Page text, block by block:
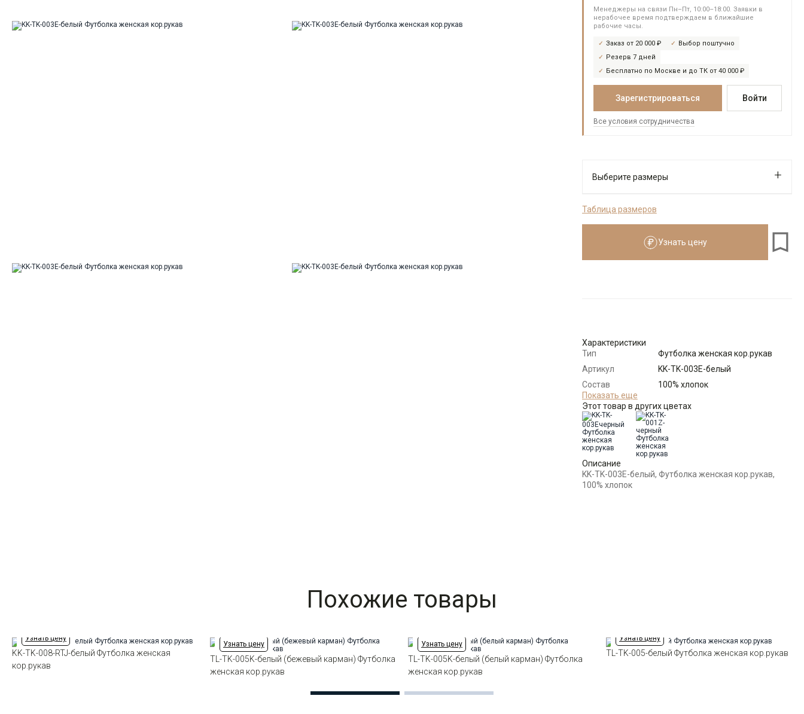
Менеджеры на связи Пн–Пт, 10:00–18:00. Заявки в
нерабочее время подтверждаем в ближайшие
рабочие часы.
Заказ от 20 000 ₽
Выбор поштучно
Резерв 7 дней
Бесплатно по Москве и до ТК от 40 000 ₽
Зарегистрироваться Войти
Все условия сотрудничества
Выберите размеры
Размеры для роста
Размер Количество Доступно
по 1 шт каждого доступного размера
Таблица размеров
Узнать цену
Характеристики
Тип
Футболка женская кор.рукав
Артикул
KK-TK-003E-белый
Состав
сырья
100% хлопок
Бренд
KATHARINA KROSS (Россия)
Модель
Прямая
Цвет
Белый
Круглый
Силуэт
Прямой силуэт / Сlassic fit
Показать еще
Этот товар в других цветах
Описание
KK-TK-003E-белый, Футболка женская кор.рукав,
100% хлопок
Похожие товары
Узнать цену
KK-TK-008-RTJ-белый Футболка женская
кор.рукав
Узнать цену
TL-TK-005K-белый (бежевый карман) Футболка
женская кор.рукав
Узнать цену
TL-TK-005K-белый (белый карман) Футболка
женская кор.рукав
Узнать цену
TL-TK-005-белый Футболка женская кор.рукав